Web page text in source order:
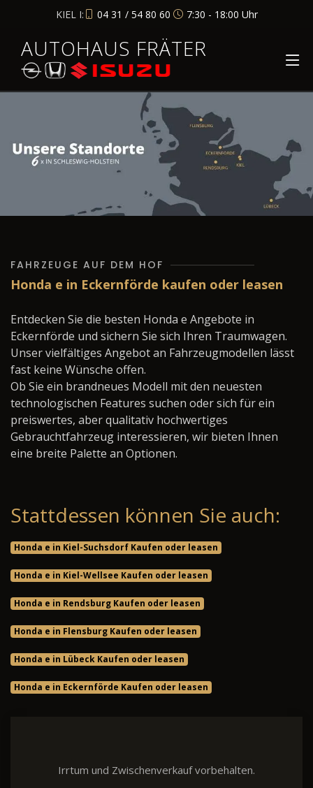
KIEL I: 04 31 / 54 80 60 7:30 - 18:00 Uhr
AUTOHAUS FRÄTER
FAHRZEUGE AUF DEM HOF
Honda e in Eckernförde kaufen oder leasen
Entdecken Sie die besten Honda e Angebote in
Eckernförde und sichern Sie sich Ihren Traumwagen.
Unser vielfältiges Angebot an Fahrzeugmodellen lässt
fast keine Wünsche offen.
Ob Sie ein brandneues Modell mit den neuesten
technologischen Features suchen oder sich für ein
preiswertes, aber qualitativ hochwertiges
Gebrauchtfahrzeug interessieren, wir bieten Ihnen
eine breite Palette an Optionen.
Stattdessen können Sie auch:
Honda e in Kiel-Suchsdorf Kaufen oder leasen
Honda e in Kiel-Wellsee Kaufen oder leasen
Honda e in Rendsburg Kaufen oder leasen
Honda e in Flensburg Kaufen oder leasen
Honda e in Lübeck Kaufen oder leasen
Honda e in Eckernförde Kaufen oder leasen
Irrtum und Zwischenverkauf vorbehalten.